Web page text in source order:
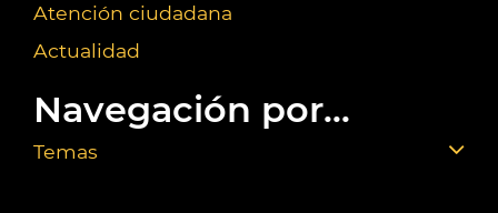
Atención ciudadana
Actualidad
Navegación por...
Temas